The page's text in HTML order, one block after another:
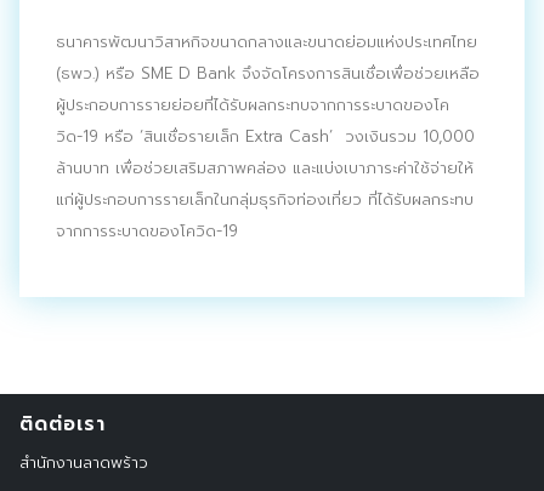
ธนาคารพัฒนาวิสาหกิจขนาดกลางและขนาดย่อมแห่งประเทศไทย
(ธพว.) หรือ SME D Bank จึงจัดโครงการสินเชื่อเพื่อช่วยเหลือ
ผู้ประกอบการรายย่อยที่ได้รับผลกระทบจากการระบาดของโค
วิด-19 หรือ ‘สินเชื่อรายเล็ก Extra Cash’ วงเงินรวม 10,000
ล้านบาท เพื่อช่วยเสริมสภาพคล่อง และแบ่งเบาภาระค่าใช้จ่ายให้
แก่ผู้ประกอบการรายเล็กในกลุ่มธุรกิจท่องเที่ยว ที่ได้รับผลกระทบ
จากการระบาดของโควิด-19
ติดต่อเรา
สำนักงานลาดพร้าว